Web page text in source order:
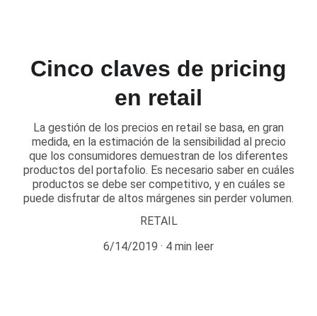
Cinco claves de pricing
en retail
La gestión de los precios en retail se basa, en gran
medida, en la estimación de la sensibilidad al precio
que los consumidores demuestran de los diferentes
productos del portafolio. Es necesario saber en cuáles
productos se debe ser competitivo, y en cuáles se
puede disfrutar de altos márgenes sin perder volumen.
RETAIL
6/14/2019
4 min leer